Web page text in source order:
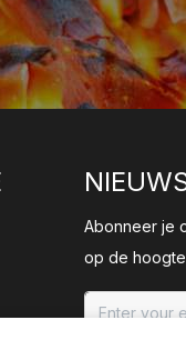
Abonneer je
op de